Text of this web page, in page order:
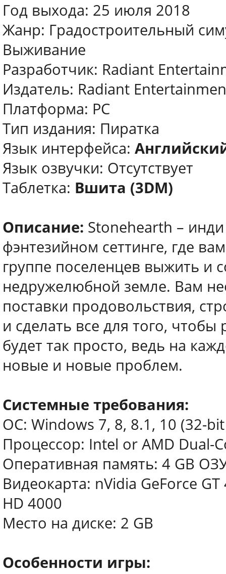
Год выхода: 25 июля 2018
Жанр: Градостроительный
Выживание
Разработчик: Radiant
Издатель: Radiant
Платформа: PC
Тип издания: Пиратка
Язык интерфейса:
Язык озвучки: Отсутствует
Таблетка: Вшита (3DM)
Описание: Stonehearth –
фэнтезийном сеттинге, где
группе поселенцев выжить и
недружелюбной земле. Вам
поставки продовольствия,
и сделать все для того,
будет так просто, ведь на
новые и новые проблем.
Системные требования:
ОС: Windows 7, 8, 8.1, 10 (32-
Процессор: Intel or AMD Dual-
Оперативная память: 4 GB
Видеокарта: nVidia GeForce
HD 4000
Место на диске: 2 GB
Особенности игры: